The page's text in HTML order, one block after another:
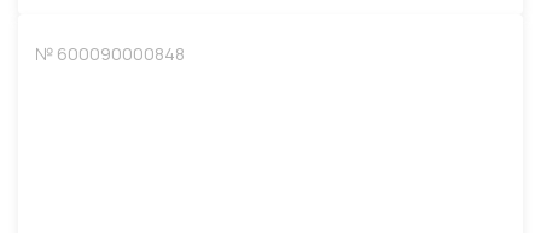
№ 600090000848